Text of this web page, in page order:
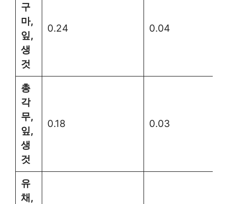
구
마,
잎,
생
것
0.24 0.04
총
각
무,
잎,
생
것
0.18 0.03
유
채,